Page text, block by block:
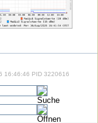
16:46:46 PID 3220616